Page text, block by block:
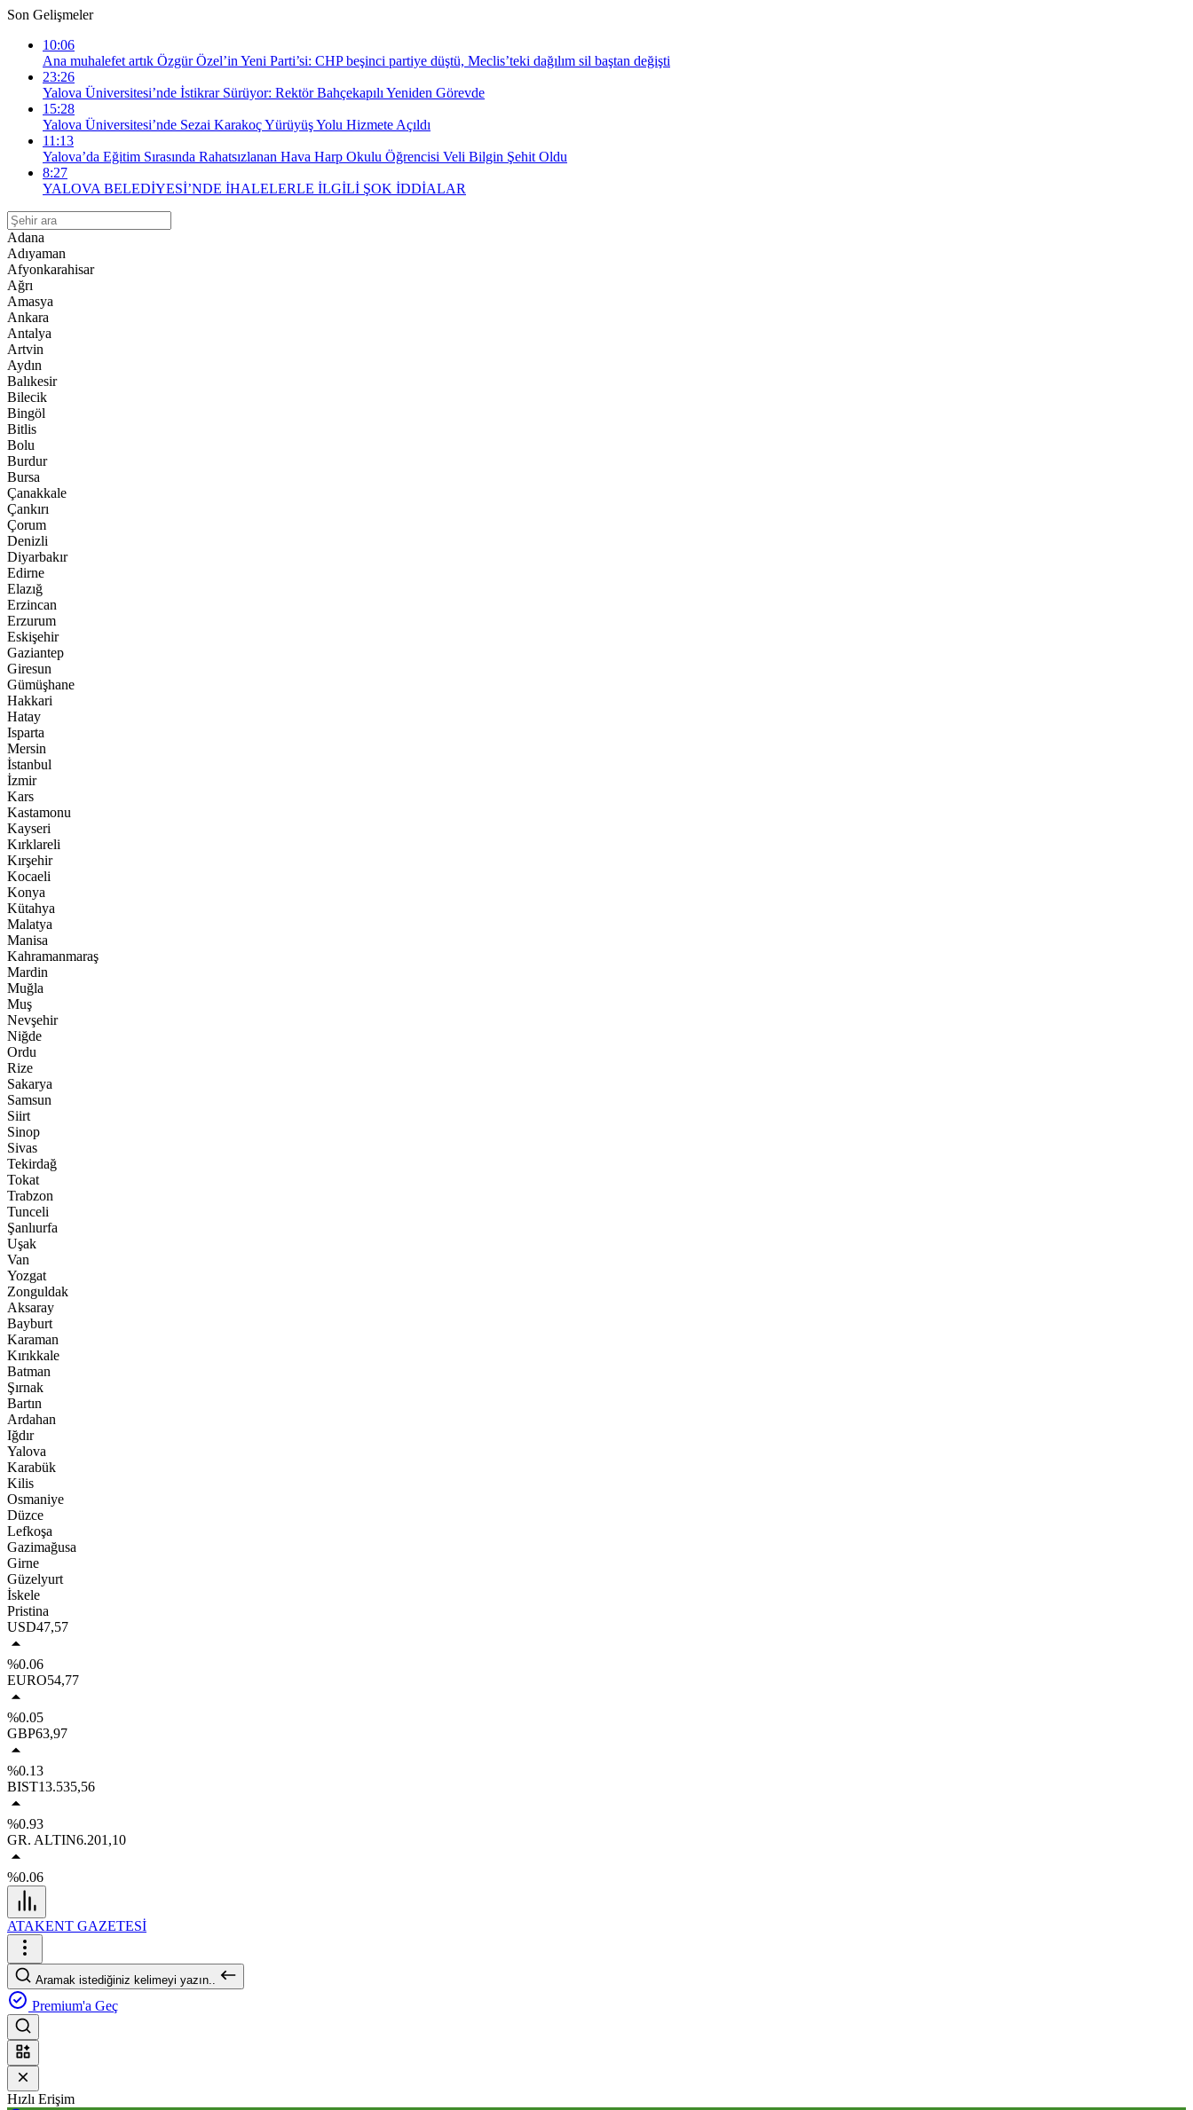
Son Gelişmeler
10:06
Ana muhalefet artık Özgür Özel’in Yeni Parti’si: CHP beşinci partiye düştü, Meclis’teki dağılım sil baştan değişti
23:26
Yalova Üniversitesi’nde İstikrar Sürüyor: Rektör Bahçekapılı Yeniden Görevde
15:28
Yalova Üniversitesi’nde Sezai Karakoç Yürüyüş Yolu Hizmete Açıldı
11:13
Yalova’da Eğitim Sırasında Rahatsızlanan Hava Harp Okulu Öğrencisi Veli Bilgin Şehit Oldu
8:27
YALOVA BELEDİYESİ’NDE İHALELERLE İLGİLİ ŞOK İDDİALAR
Adana
Adıyaman
Afyonkarahisar
Ağrı
Amasya
Ankara
Antalya
Artvin
Aydın
Balıkesir
Bilecik
Bingöl
Bitlis
Bolu
Burdur
Bursa
Çanakkale
Çankırı
Çorum
Denizli
Diyarbakır
Edirne
Elazığ
Erzincan
Erzurum
Eskişehir
Gaziantep
Giresun
Gümüşhane
Hakkari
Hatay
Isparta
Mersin
İstanbul
İzmir
Kars
Kastamonu
Kayseri
Kırklareli
Kırşehir
Kocaeli
Konya
Kütahya
Malatya
Manisa
Kahramanmaraş
Mardin
Muğla
Muş
Nevşehir
Niğde
Ordu
Rize
Sakarya
Samsun
Siirt
Sinop
Sivas
Tekirdağ
Tokat
Trabzon
Tunceli
Şanlıurfa
Uşak
Van
Yozgat
Zonguldak
Aksaray
Bayburt
Karaman
Kırıkkale
Batman
Şırnak
Bartın
Ardahan
Iğdır
Yalova
Karabük
Kilis
Osmaniye
Düzce
Lefkoşa
Gazimağusa
Girne
Güzelyurt
İskele
Pristina
USD47,57
%0.06
EURO54,77
%0.05
GBP63,97
%0.13
BIST13.535,56
%0.93
GR. ALTIN6.201,10
%0.06
ATAKENT GAZETESİ
Aramak istediğiniz kelimeyi yazın..
Premium'a Geç
Hızlı Erişim